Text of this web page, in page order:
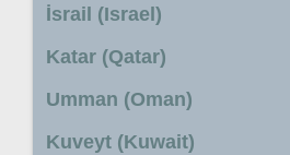
İsrail (Israel)
Katar (Qatar)
Umman (Oman)
Kuveyt (Kuwait)